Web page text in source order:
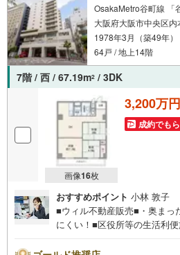
OsakaMetro谷町線 「
大阪府大阪市中央区内
1978年3月（築49年）
64戸 / 地上14階
7階 / 西 / 67.19m2 / 3DK
画像16枚
3,200万円
成約でも
おすすめポイント 小林 敦子
■ウィル不動産販売■・奥まっ
にくい！■区役所等の生活利
『KOHYO』徒歩2分！周辺間